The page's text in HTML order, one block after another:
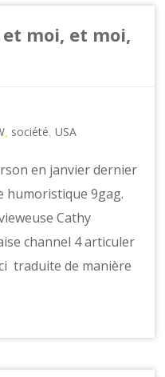
et moi, et moi,
société ,USA
en janvier dernier
humoristique 9gag.
Cathy
channel 4 articuler
traduite de manière